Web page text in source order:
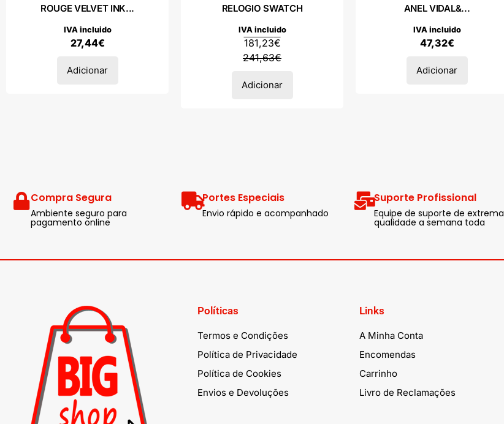
ROUGE VELVET INK...
27,44€
IVA incluido
Adicionar
RELOGIO SWATCH
241,63€
181,23€
IVA incluido
Adicionar
ANEL VIDAL&...
47,32€
IVA incluido
Adicionar
Compra Segura
Ambiente seguro para
pagamento online
Portes Especiais
Envio rápido e acompanhado
Suporte Profissional
Equipe de suporte de extrema
qualidade a semana toda
Políticas
Termos e Condições
Política de Privacidade
Política de Cookies
Envios e Devoluções
Links
A Minha Conta
Encomendas
Carrinho
Livro de Reclamações